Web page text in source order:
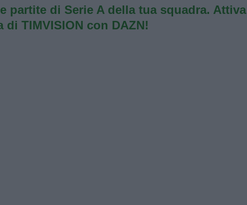
partite di Serie A della tua squadra. Attiva
di TIMVISION con DAZN!